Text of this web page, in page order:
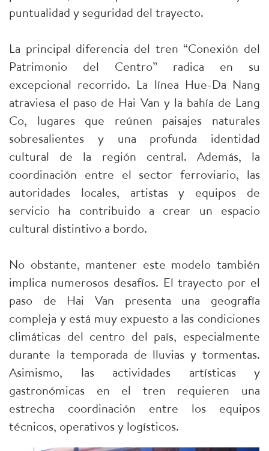
puntualidad y seguridad del trayecto.
La principal diferencia del tren “Conexión del
Patrimonio del Centro” radica en su
excepcional recorrido. La línea Hue-Da Nang
atraviesa el paso de Hai Van y la bahía de Lang
Co, lugares que reúnen paisajes naturales
sobresalientes y una profunda identidad
cultural de la región central. Además, la
coordinación entre el sector ferroviario, las
autoridades locales, artistas y equipos de
servicio ha contribuido a crear un espacio
cultural distintivo a bordo.
No obstante, mantener este modelo también
implica numerosos desafíos. El trayecto por el
paso de Hai Van presenta una geografía
compleja y está muy expuesto a las condiciones
climáticas del centro del país, especialmente
durante la temporada de lluvias y tormentas.
Asimismo, las actividades artísticas y
gastronómicas en el tren requieren una
estrecha coordinación entre los equipos
técnicos, operativos y logísticos.